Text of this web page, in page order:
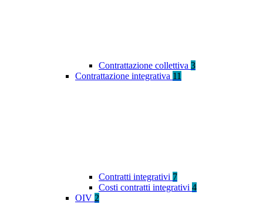
Contrattazione collettiva 3
Contrattazione integrativa 11
Contratti integrativi 7
Costi contratti integrativi 4
OIV 2